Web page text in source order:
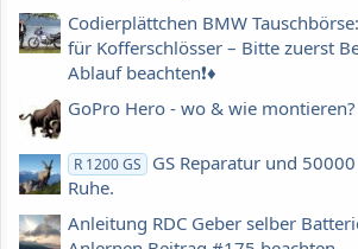
Codierplättchen BMW
für Kofferschlösser – Bitte zuerst
Ablauf beachten❗️♦️
GoPro Hero - wo & wie montieren?
R 1200 GS
GS Reparatur und
Ruhe.
Anleitung RDC Geber selber